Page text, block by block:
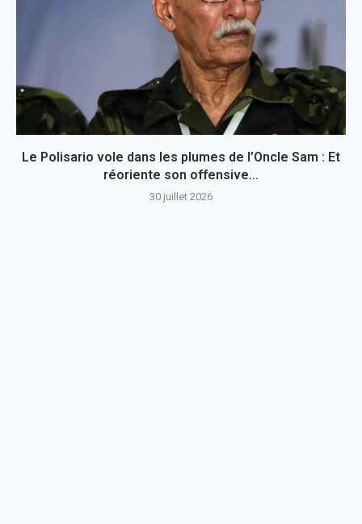
Le Polisario vole dans les plumes de l’Oncle Sam : Et
réoriente son offensive...
30 juillet 2026